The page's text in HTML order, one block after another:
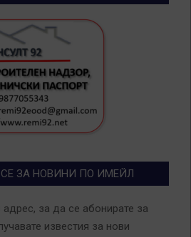
ЗА НОВИНИ ПО ИМЕЙЛ
за да се абонирате за
известия за нови